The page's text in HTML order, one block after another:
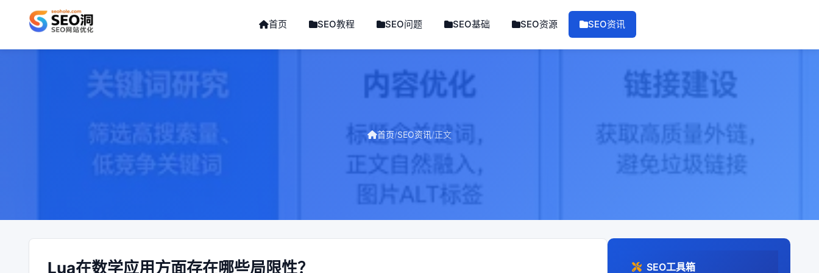
首页 SEO教程 SEO问题 SEO基础 SEO资源 SEO资讯
首页/SEO资讯/正文
Lua在数学应用方面存在哪些局限性？ SEO工具箱